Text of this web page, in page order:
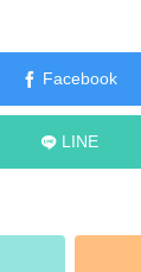
Facebook
LINE